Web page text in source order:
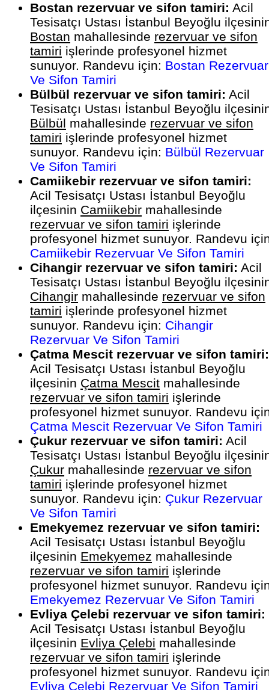
Bostan rezervuar ve sifon tamiri: Acil
Tesisatçı Ustası İstanbul Beyoğlu
Bostan mahallesinde rezervuar ve sifon
tamiri işlerinde profesyonel hizmet
sunuyor. Randevu için: Bostan Rezervuar
Ve Sifon Tamiri
Bülbül rezervuar ve sifon tamiri: Acil
Tesisatçı Ustası İstanbul Beyoğlu
Bülbül mahallesinde rezervuar ve sifon
tamiri işlerinde profesyonel hizmet
sunuyor. Randevu için: Bülbül Rezervuar
Ve Sifon Tamiri
Camiikebir rezervuar ve sifon tamiri:
Acil Tesisatçı Ustası İstanbul Beyoğlu
ilçesinin Camiikebir mahallesinde
rezervuar ve sifon tamiri işlerinde
profesyonel hizmet sunuyor. Randevu
Camiikebir Rezervuar Ve Sifon Tamiri
Cihangir rezervuar ve sifon tamiri: Acil
Tesisatçı Ustası İstanbul Beyoğlu
Cihangir mahallesinde rezervuar ve sifon
tamiri işlerinde profesyonel hizmet
sunuyor. Randevu için: Cihangir
Rezervuar Ve Sifon Tamiri
Çatma Mescit rezervuar ve sifon tamiri:
Acil Tesisatçı Ustası İstanbul Beyoğlu
ilçesinin Çatma Mescit mahallesinde
rezervuar ve sifon tamiri işlerinde
profesyonel hizmet sunuyor. Randevu
Çatma Mescit Rezervuar Ve Sifon Tamiri
Çukur rezervuar ve sifon tamiri: Acil
Tesisatçı Ustası İstanbul Beyoğlu
Çukur mahallesinde rezervuar ve sifon
tamiri işlerinde profesyonel hizmet
sunuyor. Randevu için: Çukur Rezervuar
Ve Sifon Tamiri
Emekyemez rezervuar ve sifon tamiri:
Acil Tesisatçı Ustası İstanbul Beyoğlu
ilçesinin Emekyemez mahallesinde
rezervuar ve sifon tamiri işlerinde
profesyonel hizmet sunuyor. Randevu
Emekyemez Rezervuar Ve Sifon Tamiri
Evliya Çelebi rezervuar ve sifon tamiri:
Acil Tesisatçı Ustası İstanbul Beyoğlu
ilçesinin Evliya Çelebi mahallesinde
rezervuar ve sifon tamiri işlerinde
profesyonel hizmet sunuyor. Randevu
Evliya Çelebi Rezervuar Ve Sifon Tamiri